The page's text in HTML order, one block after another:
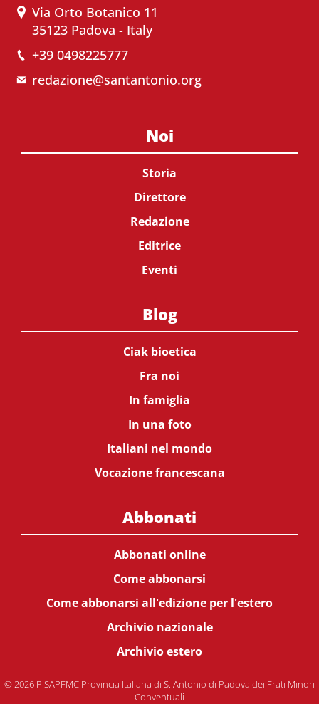
Via Orto Botanico 11
35123 Padova - Italy
+39 0498225777
redazione@santantonio.org
Noi
Storia
Direttore
Redazione
Editrice
Eventi
Blog
Ciak bioetica
Fra noi
In famiglia
In una foto
Italiani nel mondo
Vocazione francescana
Abbonati
Abbonati online
Come abbonarsi
Come abbonarsi all'edizione per l'estero
Archivio nazionale
Archivio estero
© 2026 PISAPFMC Provincia Italiana di S. Antonio di Padova dei Frati Minori
Conventuali